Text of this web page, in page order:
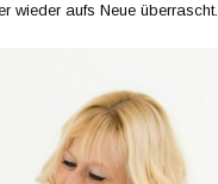
wieder aufs Neue überrascht.